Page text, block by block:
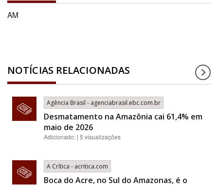
AM
NOTÍCIAS RELACIONADAS
Agência Brasil - agenciabrasil.ebc.com.br
Desmatamento na Amazônia cai 61,4% em
maio de 2026
Adicionado: | 5 visualizações
A Crítica - acritica.com
Boca do Acre, no Sul do Amazonas, é o